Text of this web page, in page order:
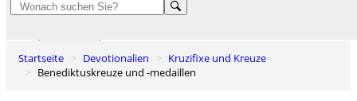
Startseite Devotionalien
Kruzifixe und Kreuze
Benediktuskreuze und -medaillen